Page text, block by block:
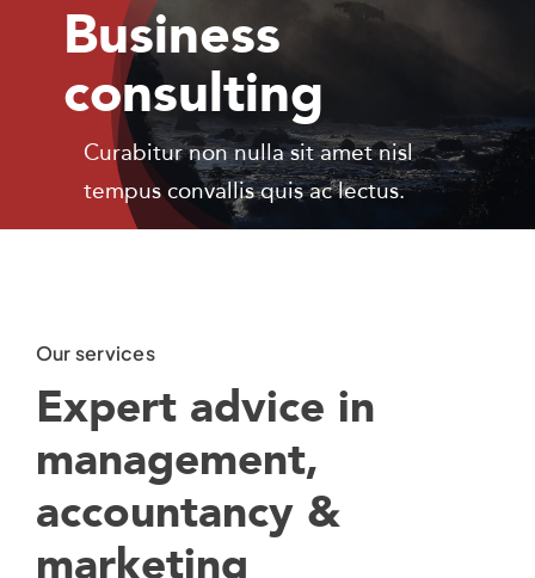
Business
consulting
Curabitur non nulla sit amet nisl
tempus convallis quis ac lectus.
Our services
Expert advice in
management,
accountancy &
marketing